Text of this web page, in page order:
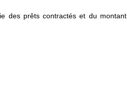
des prêts contractés et du montant